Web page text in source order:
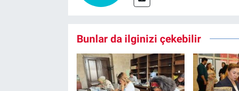
Bunlar da ilginizi çekebilir